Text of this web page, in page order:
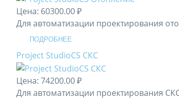
Цена: 60300.00 ₽
Для автоматизации проектирования
ПОДРОБНЕЕ
Project StudioCS СКС
Цена: 74200.00 ₽
Для автоматизации проектирования